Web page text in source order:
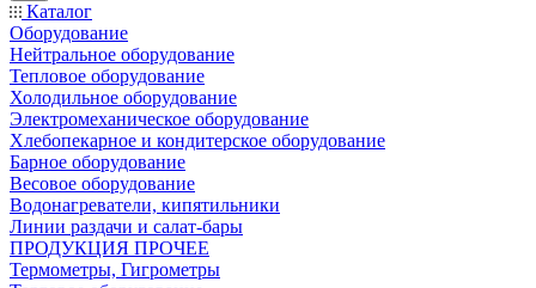
Каталог
Оборудование
Нейтральное оборудование
Тепловое оборудование
Холодильное оборудование
Электромеханическое оборудование
Хлебопекарное и кондитерское оборудование
Барное оборудование
Весовое оборудование
Водонагреватели, кипятильники
Линии раздачи и салат-бары
ПРОДУКЦИЯ ПРОЧЕЕ
Термометры, Гигрометры